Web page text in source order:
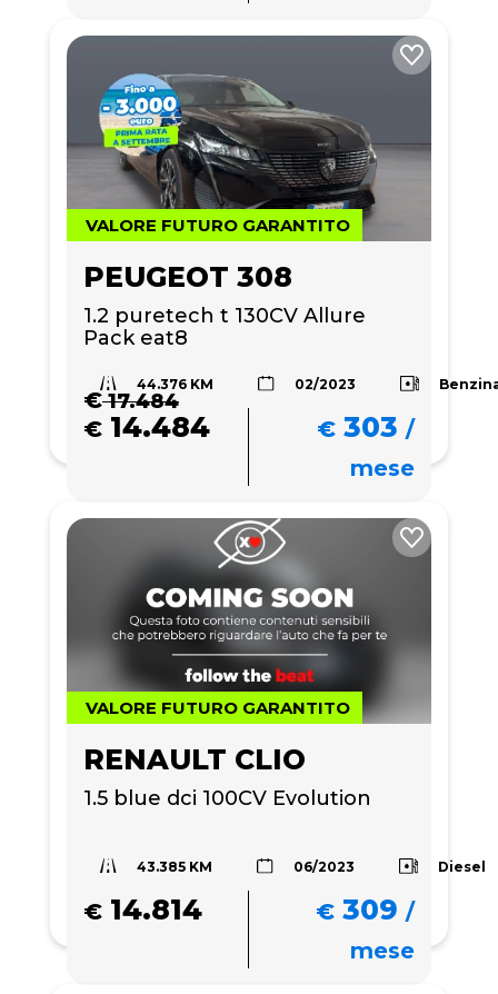
VALORE FUTURO GARANTITO
PEUGEOT 308
1.2 puretech t 130CV Allure
Pack eat8
44.376 KM 02/2023
€17.484
€ 14.484 € 303 /
mese
VALORE FUTURO GARANTITO
RENAULT CLIO
1.5 blue dci 100CV Evolution
43.385 KM 06/2023 Diesel
€ 14.814 € 309 /
mese